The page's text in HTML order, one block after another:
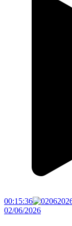
00:15:36
02/06/2026